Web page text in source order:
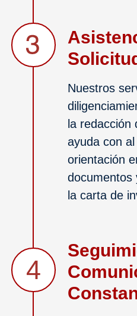
Nuestros
la redacción
ayuda con
orientación
documentos
la carta de
4